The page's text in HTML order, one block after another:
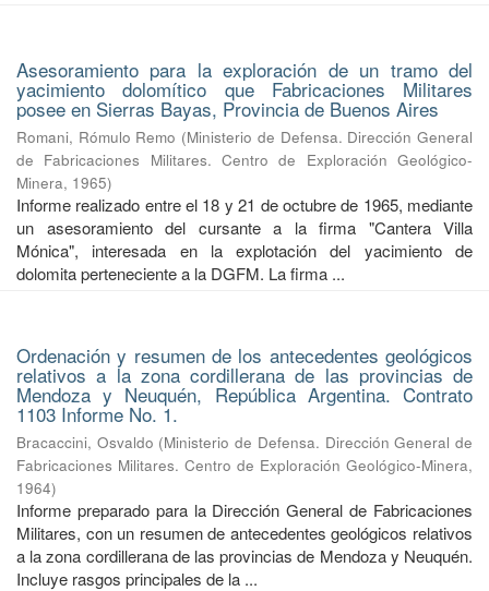
Asesoramiento para la exploración de un tramo del
yacimiento dolomítico que Fabricaciones Militares
posee en Sierras Bayas, Provincia de Buenos Aires
Romani, Rómulo Remo (Ministerio de Defensa. Dirección General
de Fabricaciones Militares. Centro de Exploración Geológico-
Minera, 1965)
Informe realizado entre el 18 y 21 de octubre de 1965, mediante
un asesoramiento del cursante a la firma "Cantera Villa
Mónica", interesada en la explotación del yacimiento de
dolomita perteneciente a la DGFM. La firma ...
Ordenación y resumen de los antecedentes geológicos
relativos a la zona cordillerana de las provincias de
Mendoza y Neuquén, República Argentina. Contrato
1103 Informe No. 1.
Bracaccini, Osvaldo (Ministerio de Defensa. Dirección General de
Fabricaciones Militares. Centro de Exploración Geológico-Minera,
1964)
Informe preparado para la Dirección General de Fabricaciones
Militares, con un resumen de antecedentes geológicos relativos
a la zona cordillerana de las provincias de Mendoza y Neuquén.
Incluye rasgos principales de la ...